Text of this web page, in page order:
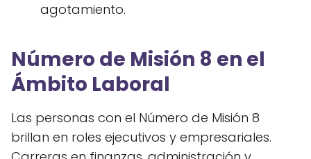
agotamiento.
Número de Misión 8 en el
Ámbito Laboral
Las personas con el Número de Misión 8
brillan en roles ejecutivos y empresariales.